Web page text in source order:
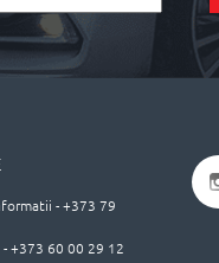
- +373 79
+373 60 00 29 12